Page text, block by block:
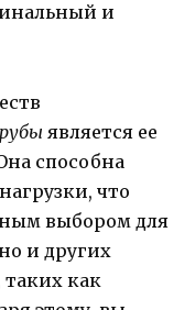
и
является ее
способна
что
выбором для
и других
как